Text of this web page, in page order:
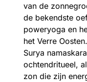
van de
de bekendste
poweryoga en
het Verre
Surya
ochtendritueel,
zon die zijn